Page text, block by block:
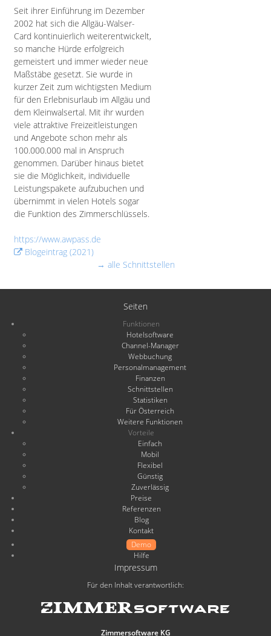
Seit ihrer Einführung im Dezember
2002 hat sich die Allgäu-Walser-
Card kontinuierlich weiterentwickelt,
so manche Hürde erfolgreich
gemeistert und immer wieder neue
Maßstäbe gesetzt. Sie wurde in
kurzer Zeit zum wichtigsten Medium
für den Erlebnisurlaub im Allgäu und
dem Kleinwalsertal. Mit ihr wurden
viele attraktive Freizeitleistungen
und Angebote schon mehr als
100.000.000 mal in Anspruch
genommen. Darüber hinaus bietet
sie die Möglichkeit, individuelle
Leistungspakete aufzubuchen und
übernimmt in vielen Hotels sogar
die Funktion des Zimmerschlüssels.
https://www.awpass.de
Blogeintrag (2021)
→ alle Schnittstellen
Seiten
Funktionen
Hotelsoftware
Channel-Manager
Webbuchung
Personalmanagement
Finanzen
Schnittstellen
Statistiken
Für Österreich
Weitere Funktionen
Vorteile
Einfach
Mobil
Flexibel
Günstig
Zuverlässig
Preise
Referenzen
Blog
Kontakt
Demo
Hilfe
Impressum
Für den Inhalt verantwortlich:
Zimmersoftware KG